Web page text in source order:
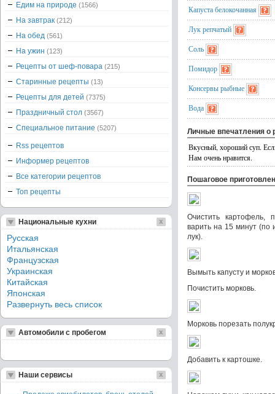
Капуста белокочанная
Лук репчатый
Соль
Помидор
Консервы рыбные
Вода
Личные впечатления о
Вкусный, хороший суп.
Нам очень нравится.
Пошаговое
Очистить картофель,
варить на 15 минут (по
лук).
Вымыть капусту и
Почистить морковь.
Морковь порезать
Добавить к картошке.
Едим на природе (1566)
На завтрак (212)
На обед (561)
На ужин (123)
Рецепты от шеф-повара (215)
Старинные рецепты (13)
Рецепты для детей (7375)
Праздничный стол (3567)
Специальное питание (5207)
Rss рецептов
Информер рецептов
Все категории рецептов
Топ рецепты
Национальные кухни
Русская
Итальянская
Французская
Украинская
Китайская
Японская
Развернуть весь список
Автомобили с пробегом
Наши сервисы